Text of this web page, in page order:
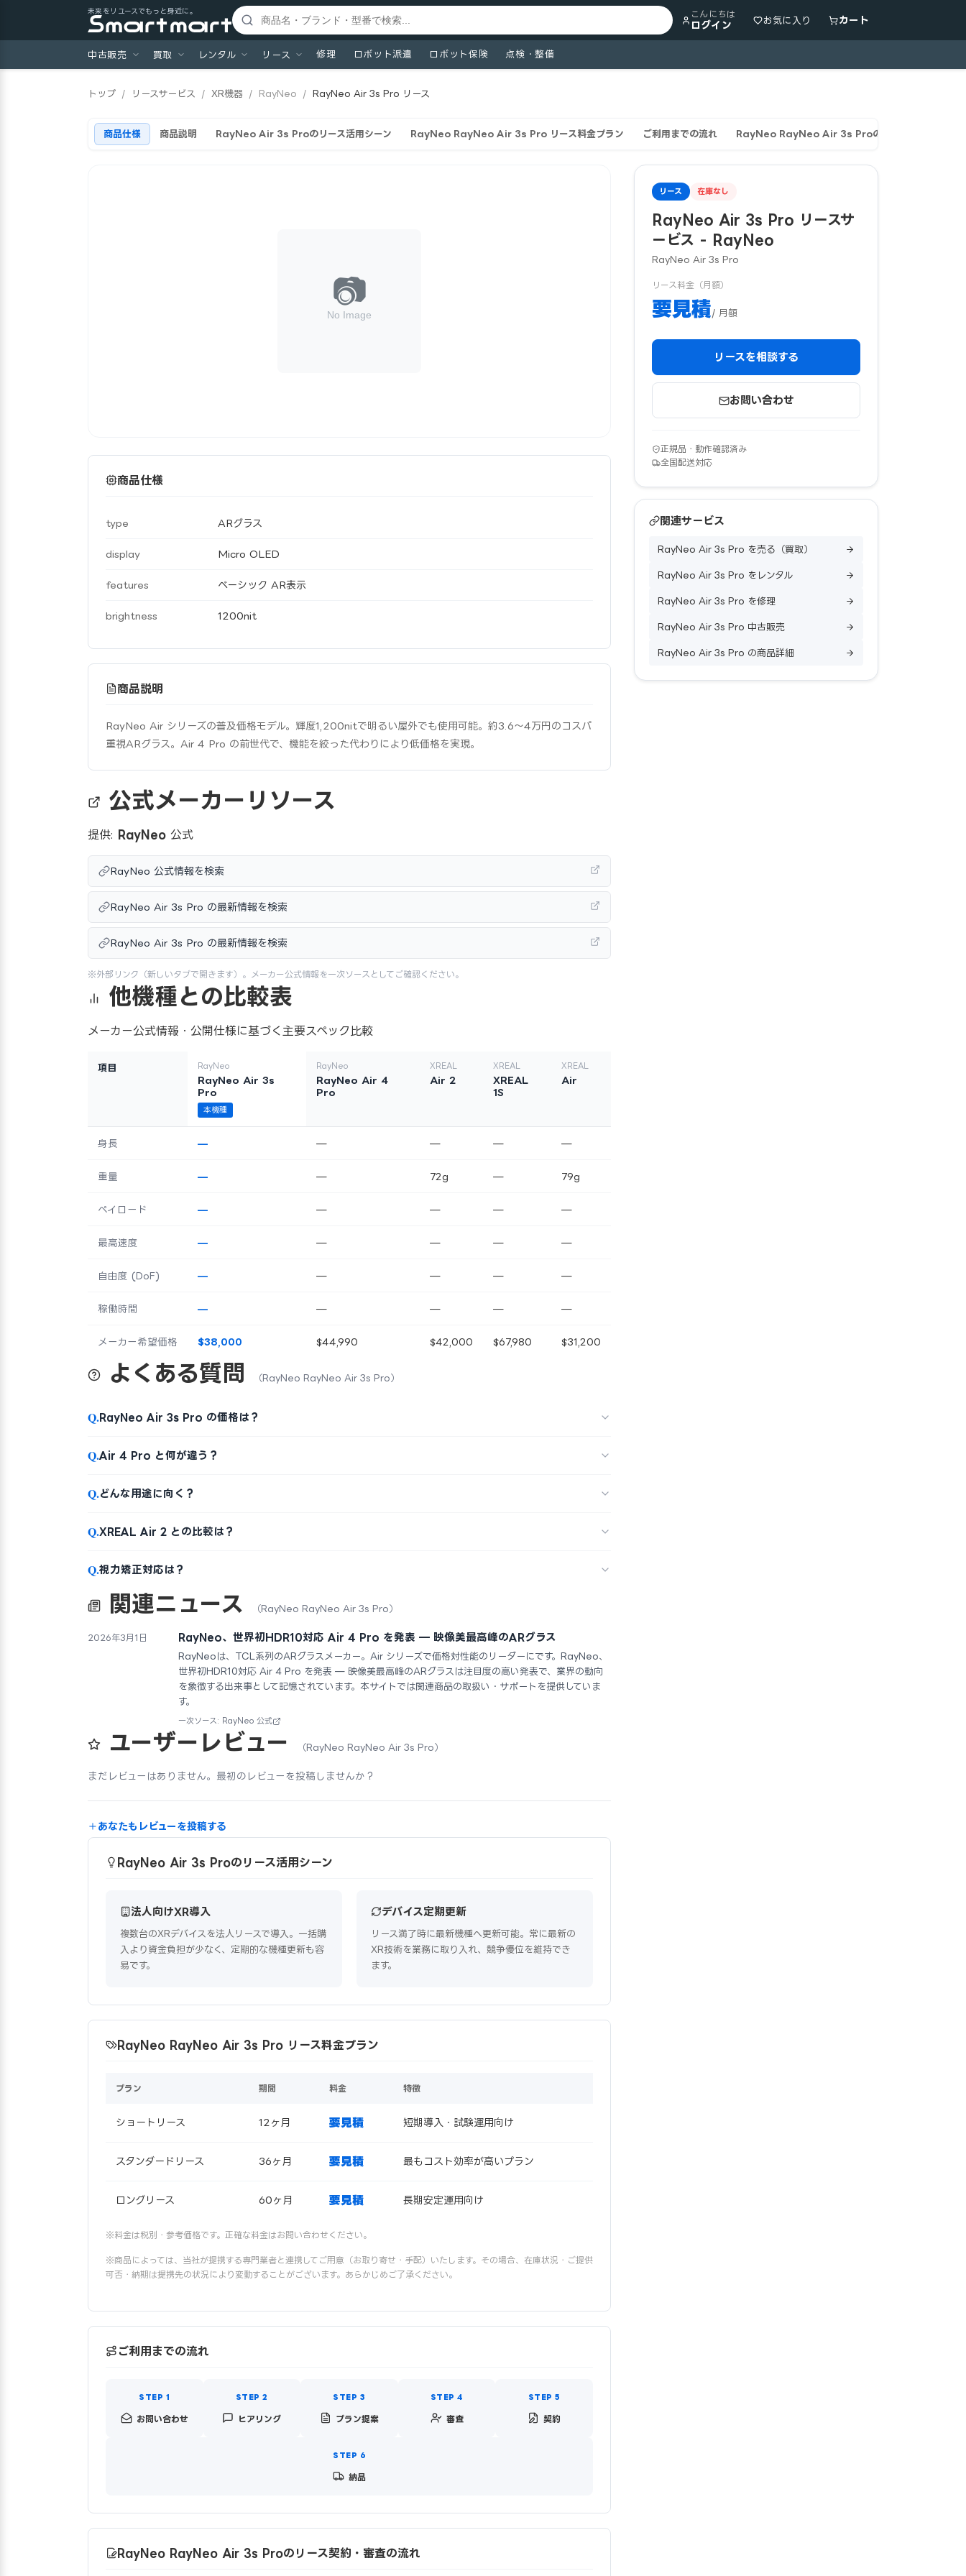
未来をリユースでもっと身近に。 こんにちは
ログイン お気に入り カート
中古販売 買取 レンタル リース 修理 ロボット派遣 ロボット保険 点検・整備
トップ / リースサービス / XR機器 / RayNeo / RayNeo Air 3s Pro リース
商品仕様 商品説明 RayNeo Air 3s Proのリース活用シーン RayNeo RayNeo Air 3s Pro リース料金プラン ご利用までの流れ RayNeo RayNeo Air 3s Proのリース契約・審査の
商品仕様
type ARグラス
display Micro OLED
features ベーシック AR表示
brightness 1200nit
商品説明
RayNeo Air シリーズの普及価格モデル。輝度1,200nitで明るい屋外でも使用可能。約3.6〜4万円のコスパ
重視ARグラス。Air 4 Pro の前世代で、機能を絞った代わりにより低価格を実現。
公式メーカーリソース
提供: RayNeo 公式
RayNeo 公式情報を検索
RayNeo Air 3s Pro の最新情報を検索
RayNeo Air 3s Pro の最新情報を検索
※外部リンク（新しいタブで開きます）。メーカー公式情報を一次ソースとしてご確認ください。
他機種との比較表
メーカー公式情報・公開仕様に基づく主要スペック比較
項目 RayNeo
RayNeo Air 3s
Pro
本機種
RayNeo
RayNeo Air 4
Pro
XREAL
Air 2
XREAL
XREAL
1S
XREAL
Air
身長 — — — — —
重量 — — 72g — 79g
ペイロード — — — — —
最高速度 — — — — —
自由度 (DoF) — — — — —
稼働時間 — — — — —
メーカー希望価格 $38,000 $44,990 $42,000 $67,980 $31,200
よくある質問 （RayNeo RayNeo Air 3s Pro）
Q.RayNeo Air 3s Pro の価格は？
Q.Air 4 Pro と何が違う？
Q.どんな用途に向く？
Q.XREAL Air 2 との比較は？
Q.視力矯正対応は？
関連ニュース （RayNeo RayNeo Air 3s Pro）
2026年3月1日 RayNeo、世界初HDR10対応 Air 4 Pro を発表 — 映像美最高峰のARグラス
RayNeoは、TCL系列のARグラスメーカー。Air シリーズで価格対性能のリーダーにです。RayNeo、
世界初HDR10対応 Air 4 Pro を発表 — 映像美最高峰のARグラスは注目度の高い発表で、業界の動向
を象徴する出来事として記憶されています。本サイトでは関連商品の取扱い・サポートを提供していま
す。
一次ソース: RayNeo 公式
ユーザーレビュー （RayNeo RayNeo Air 3s Pro）
まだレビューはありません。最初のレビューを投稿しませんか？
あなたもレビューを投稿する
RayNeo Air 3s Proのリース活用シーン
法人向けXR導入
複数台のXRデバイスを法人リースで導入。一括購
入より資金負担が少なく、定期的な機種更新も容
易です。
デバイス定期更新
リース満了時に最新機種へ更新可能。常に最新の
XR技術を業務に取り入れ、競争優位を維持でき
ます。
RayNeo RayNeo Air 3s Pro リース料金プラン
プラン 期間 料金 特徴
ショートリース 12ヶ月 要見積 短期導入・試験運用向け
スタンダードリース 36ヶ月 要見積 最もコスト効率が高いプラン
ロングリース 60ヶ月 要見積 長期安定運用向け
※料金は税別・参考価格です。正確な料金はお問い合わせください。
※商品によっては、当社が提携する専門業者と連携してご用意（お取り寄せ・手配）いたします。その場合、在庫状況・ご提供
可否・納期は提携先の状況により変動することがございます。あらかじめご了承ください。
ご利用までの流れ
お問い合わせ ヒアリング プラン提案 審査 契約
納品
RayNeo RayNeo Air 3s Proのリース契約・審査の流れ
リース 在庫なし
RayNeo Air 3s Pro リースサ
ービス - RayNeo
RayNeo Air 3s Pro
リース料金（月額）
要見積/ 月額
リースを相談する
お問い合わせ
正規品・動作確認済み
全国配送対応
関連サービス
RayNeo Air 3s Pro を売る（買取）
RayNeo Air 3s Pro をレンタル
RayNeo Air 3s Pro を修理
RayNeo Air 3s Pro 中古販売
RayNeo Air 3s Pro の商品詳細